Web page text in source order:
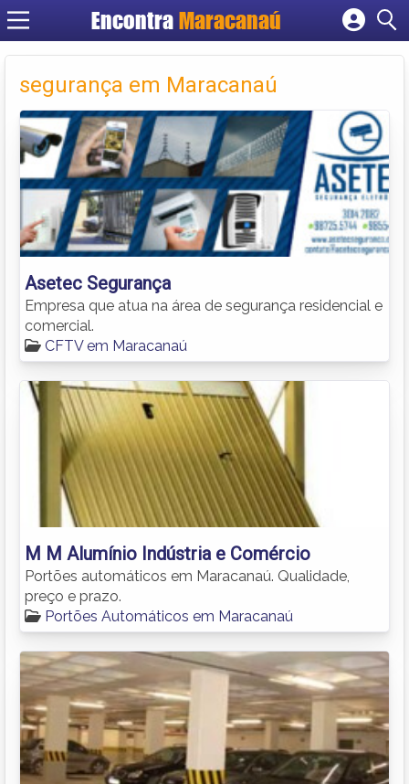
Encontra Maracanaú
Cadastrar empresa
Criar conta
segurança em Maracanaú
Asetec Segurança
Empresa que atua na área de segurança residencial e
comercial.
CFTV em Maracanaú
M M Alumínio Indústria e Comércio
Portões automáticos em Maracanaú. Qualidade,
preço e prazo.
Portões Automáticos em Maracanaú